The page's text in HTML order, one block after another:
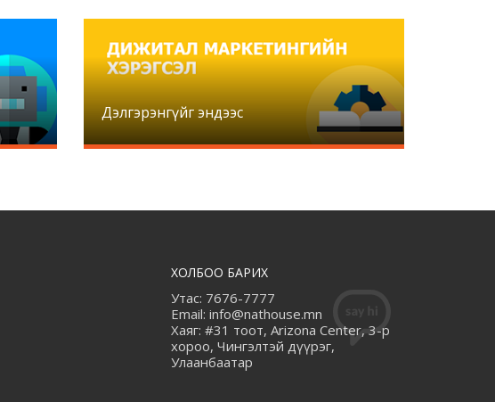
Дэлгэрэнгүйг эндээс
ХОЛБОО БАРИХ
Утас: 7676-7777
Email: info@nathouse.mn
Хаяг: #31 тоот, Arizona Center, 3-р
хороо, Чингэлтэй дүүрэг,
Улаанбаатар